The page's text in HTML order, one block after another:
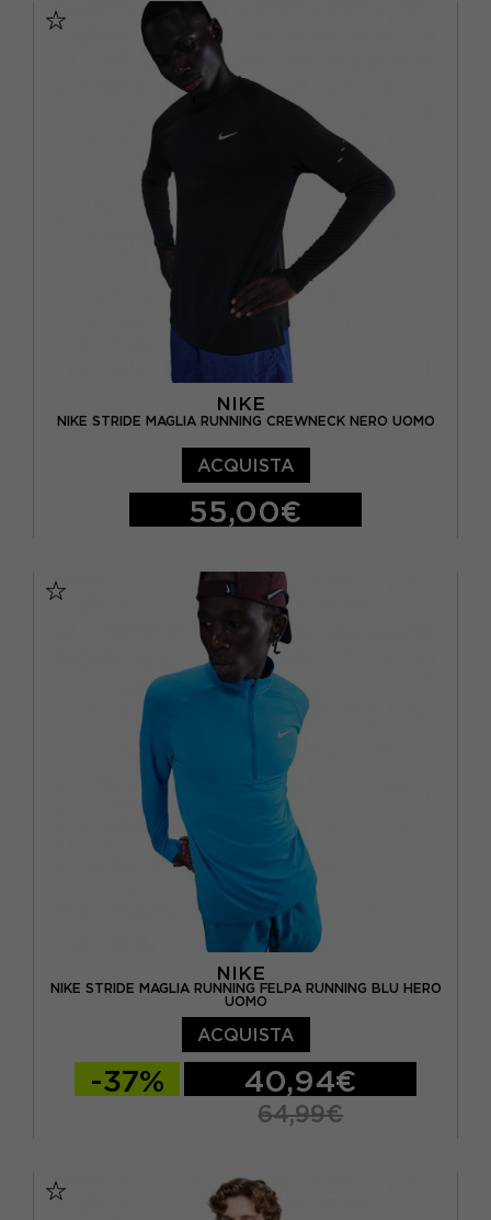
NIKE
NIKE STRIDE MAGLIA RUNNING CREWNECK NERO UOMO
ACQUISTA
55,00€
NIKE
NIKE STRIDE MAGLIA RUNNING FELPA RUNNING BLU HERO
UOMO
ACQUISTA
-37% 40,94€
64,99€